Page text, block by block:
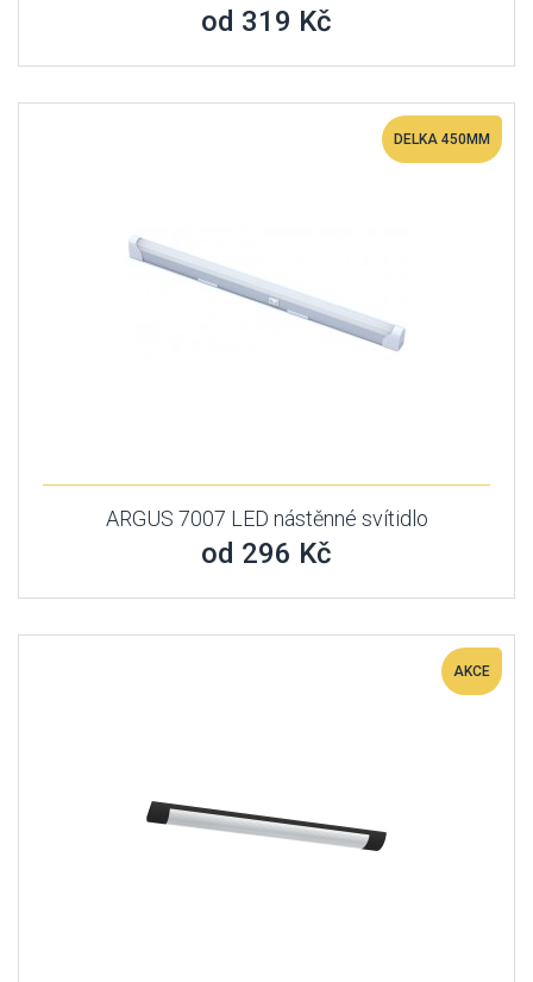
od 319 Kč
DELKA 450MM
ARGUS 7007 LED nástěnné svítidlo
od 296 Kč
AKCE